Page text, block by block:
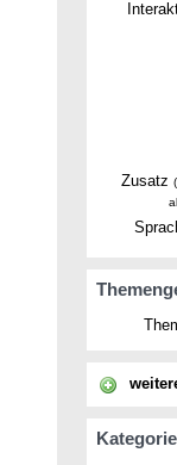
Zusatz